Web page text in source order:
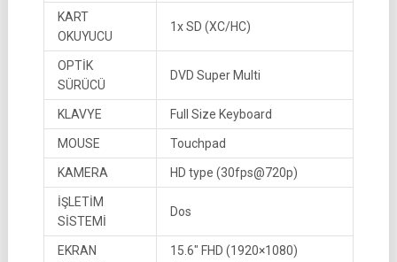
KART
OKUYUCU
1x SD (XC/HC)
OPTİK
SÜRÜCÜ
DVD Super Multi
KLAVYE Full Size Keyboard
MOUSE Touchpad
KAMERA HD type (30fps@720p)
İŞLETİM
SİSTEMİ
Dos
EKRAN
15.6″ FHD (1920×1080)